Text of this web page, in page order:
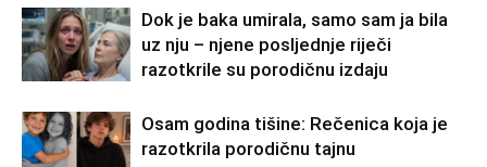
Dok je baka umirala, samo sam ja bila
uz nju – njene posljednje riječi
razotkrile su porodičnu izdaju
Osam godina tišine: Rečenica koja je
razotkrila porodičnu tajnu